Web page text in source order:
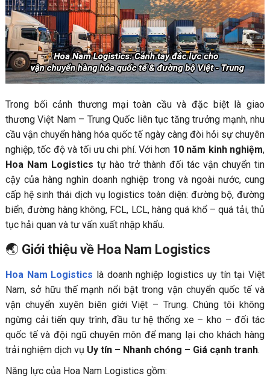
⭐ Lợi ích doanh nghiệp nhận được khi vận chuyển
đường bộ Việt – Trung
Giải pháp vận tải đường bộ Việt – Trung tại Hoa Nam
Logistics
Quy trình vận chuyển chuyên nghiệp tại Hoa Nam
Trong bối cảnh thương mại toàn cầu và đặc biệt là giao
thương Việt Nam – Trung Quốc liên tục tăng trưởng mạnh, nhu
cầu vận chuyển hàng hóa quốc tế ngày càng đòi hỏi sự chuyên
nghiệp, tốc độ và tối ưu chi phí. Với hơn 10 năm kinh nghiệm,
Hoa Nam Logistics tự hào trở thành đối tác vận chuyển tin
cậy của hàng nghìn doanh nghiệp trong và ngoài nước, cung
cấp hệ sinh thái dịch vụ logistics toàn diện: đường bộ, đường
biển, đường hàng không, FCL, LCL, hàng quá khổ – quá tải, thủ
tục hải quan và tư vấn xuất nhập khẩu.
🌏 Giới thiệu về Hoa Nam Logistics
Hoa Nam Logistics là doanh nghiệp logistics uy tín tại Việt
Nam, sở hữu thế mạnh nổi bật trong vận chuyển quốc tế và
vận chuyển xuyên biên giới Việt – Trung. Chúng tôi không
ngừng cải tiến quy trình, đầu tư hệ thống xe – kho – đối tác
quốc tế và đội ngũ chuyên môn để mang lại cho khách hàng
trải nghiệm dịch vụ Uy tín – Nhanh chóng – Giá cạnh tranh.
Năng lực của Hoa Nam Logistics gồm: